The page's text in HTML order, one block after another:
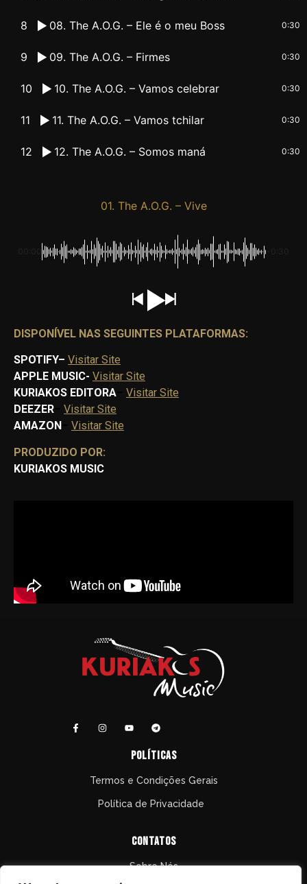
8 08. The A.O.G. – Ele é o meu Boss 0:30
9 09. The A.O.G. – Firmes 0:30
10 10. The A.O.G. – Vamos celebrar 0:30
11 11. The A.O.G. – Vamos tchilar 0:30
12 12. The A.O.G. – Somos maná 0:30
01. The A.O.G. – Vive
DISPONÍVEL NAS SEGUINTES PLATAFORMAS:
SPOTIFY– Visitar Site
APPLE MUSIC- Visitar Site
KURIAKOS EDITORA
Visitar Site
DEEZER
Visitar Site
AMAZON
Visitar Site
PRODUZIDO POR:
KURIAKOS MUSIC
políticas
Termos e Condições Gerais
Política de Privacidade
Contatos
Sobre Nós